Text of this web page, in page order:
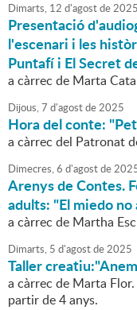
Dimarts, 12 d'agostde2025
Presentació
l'escenari i les
Puntafí i El Secret
a càrrec de Marta
Dijous,7 d'agostde2025
Hora del conte:
a càrrec del Patronat
Dimecres,6 d'agostde
Arenys de Contes.
adults: "El miedo
a càrrec de Martha
Dimarts, 5 d'agostde2025
Taller
a càrrec de Marta
partir de 4 anys.